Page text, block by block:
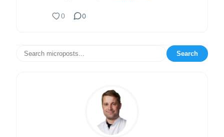
0 0
Search